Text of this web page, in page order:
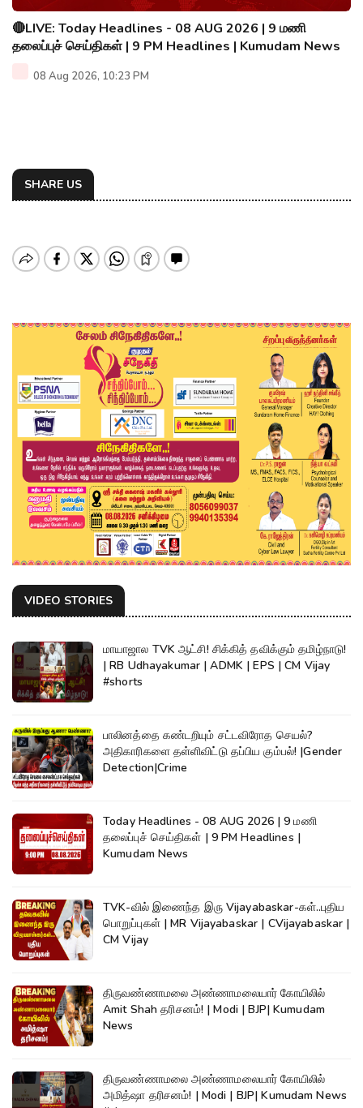
🔴LIVE: Today Headlines - 08 AUG 2026 | 9 மணி
தலைப்புச் செய்திகள் | 9 PM Headlines | Kumudam News
08 Aug 2026, 10:23 PM
SHARE US
VIDEO STORIES
மாயாஜால TVK ஆட்சி! சிக்கித் தவிக்கும் தமிழ்நாடு!
| RB Udhayakumar | ADMK | EPS | CM Vijay
#shorts
பாலினத்தை கண்டறியும் சட்டவிரோத செயல்?
அதிகாரிகளை தள்ளிவிட்டு தப்பிய கும்பல்! |Gender
Detection|Crime
Today Headlines - 08 AUG 2026 | 9 மணி
தலைப்புச் செய்திகள் | 9 PM Headlines |
Kumudam News
TVK-வில் இணைந்த இரு Vijayabaskar-கள்..புதிய
பொறுப்புகள் | MR Vijayabaskar | CVijayabaskar |
CM Vijay
திருவண்ணாமலை அண்ணாமலையார் கோயிலில்
Amit Shah தரிசனம்! | Modi | BJP| Kumudam
News
திருவண்ணாமலை அண்ணாமலையார் கோயிலில்
அமித்ஷா தரிசனம்! | Modi | BJP| Kumudam News